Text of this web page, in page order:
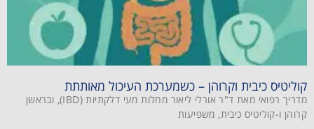
קוליטיס כיבית וקרוהן – כשמערכת העיכול מאותתת
מדריך רפואי מאת ד"ר אורלי ליאור מחלות מעי דלקתיות (IBD), ובראשן
קרוהן ו-קוליטיס כיבית, משפיעות